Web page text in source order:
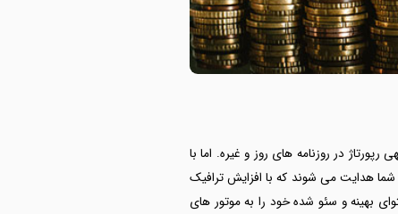
در روزنامه های روز و غیره. اما با
هدایت می شوند که با افزایش ترافیک
بهینه و سئو شده خود را به موتور های